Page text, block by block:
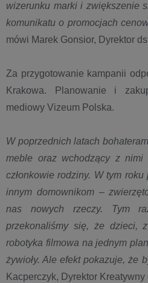
wizerunku marki i zwiększenie
komunikatu o promocjach
mówi Marek Gonsior, Dyrektor
Za przygotowanie kampanii
Krakowa. Planowanie i
mediowy Vizeum Polska.
W poprzednich latach
meble oraz wchodzący z nimi
członkowie rodziny. W tym
innym domownikom –
nas nowych rzeczy. Tym
przekonaliśmy się, że dzieci,
robotyka filmowa na jednym
żywioły. Ale efekt pokazuje, że
Kacperczyk, Dyrektor